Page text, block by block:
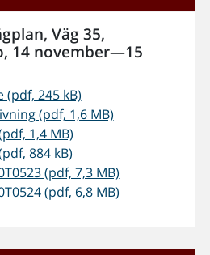
Väg 35,
14 november—15
245 kB)
(pdf, 1,6 MB)
1,4 MB)
884 kB)
(pdf, 7,3 MB)
(pdf, 6,8 MB)